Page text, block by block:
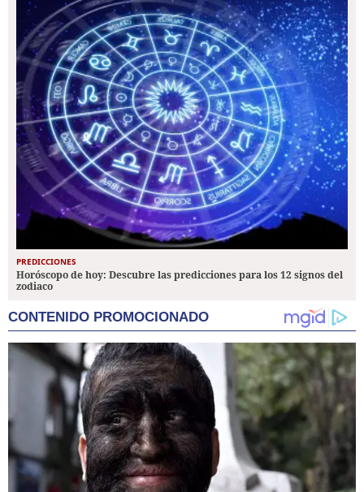
PREDICCIONES
Horóscopo de hoy: Descubre las predicciones para los 12 signos del
zodiaco
CONTENIDO PROMOCIONADO